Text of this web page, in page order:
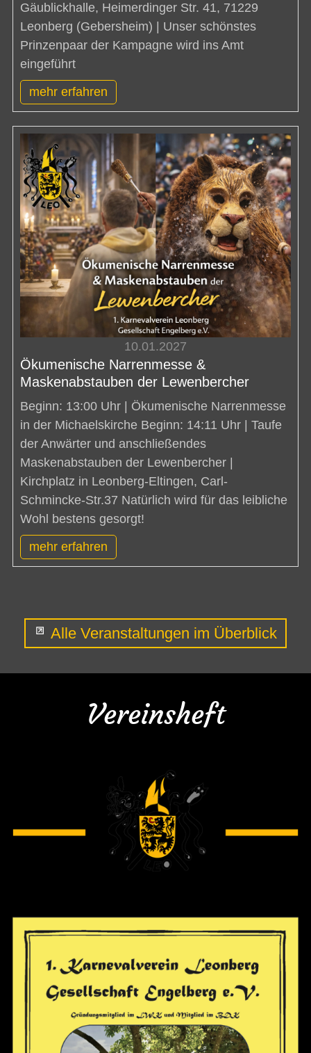
Gäublickhalle, Heimerdinger Str. 41, 71229
Leonberg (Gebersheim) | Unser schönstes
Prinzenpaar der Kampagne wird ins Amt
eingeführt
mehr erfahren
10.01.2027
Ökumenische Narrenmesse &
Maskenabstauben der Lewenbercher
Beginn: 13:00 Uhr | Ökumenische Narrenmesse
in der Michaelskirche Beginn: 14:11 Uhr | Taufe
der Anwärter und anschließendes
Maskenabstauben der Lewenbercher |
Kirchplatz in Leonberg-Eltingen, Carl-
Schmincke-Str.37 Natürlich wird für das leibliche
Wohl bestens gesorgt!
mehr erfahren
Alle Veranstaltungen im Überblick
Vereinsheft